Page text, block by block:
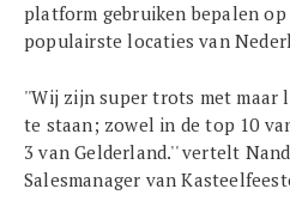
platform gebruiken bepalen op
populairste locaties van
''Wij zijn super trots met maar
te staan; zowel in de top 10
3 van Gelderland.'' vertelt
Salesmanager van